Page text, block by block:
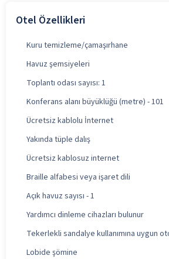
Otel Özellikleri
Kuru temizleme/çamaşırhane
Havuz şemsiyeleri
Toplantı odası sayısı: 1
Konferans alanı büyüklüğü (metre) - 101
Ücretsiz kablolu İnternet
Yakında tüple dalış
Ücretsiz kablosuz internet
Braille alfabesi veya işaret dili
Açık havuz sayısı - 1
Yardımcı dinleme cihazları bulunur
Tekerlekli sandalye kullanımına uygun
Lobide şömine